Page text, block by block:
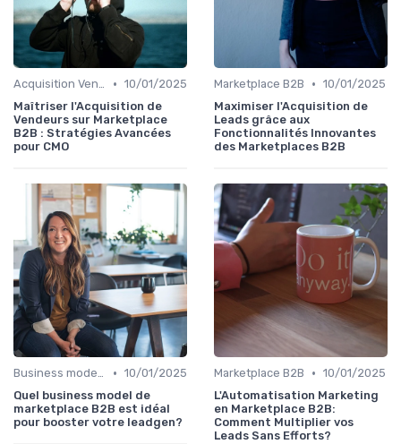
Acquisition Vendeurs • 10/01/2025
Maîtriser l'Acquisition de
Vendeurs sur Marketplace
B2B : Stratégies Avancées
pour CMO
Marketplace B2B • 10/01/2025
Maximiser l'Acquisition de
Leads grâce aux
Fonctionnalités Innovantes
des Marketplaces B2B
Business model de marketplace • 10/01/2025
Quel business model de
marketplace B2B est idéal
pour booster votre leadgen?
Marketplace B2B • 10/01/2025
L'Automatisation Marketing
en Marketplace B2B:
Comment Multiplier vos
Leads Sans Efforts?